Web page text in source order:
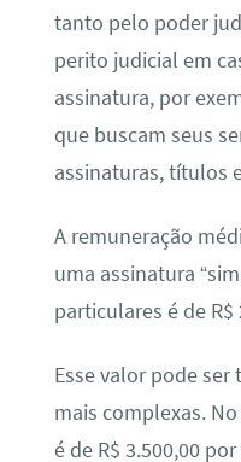
tanto pelo poder
perito judicial em
assinatura, por
que buscam seus
assinaturas, títulos
A remuneração
uma assinatura
particulares é de R$
Esse valor pode
mais complexas.
é de R$ 3.500,00